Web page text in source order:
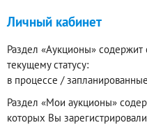
Личный кабинет
Раздел «Аукционы» содержит
текущему статусу:
в процессе /
Раздел «Мои аукционы»
которых Вы